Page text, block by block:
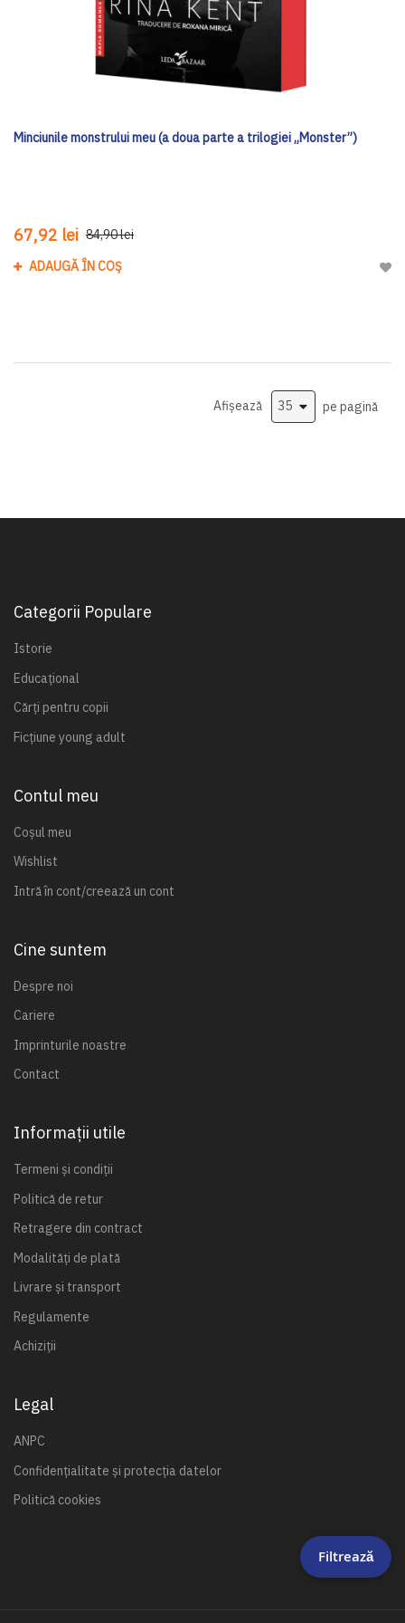
Minciunile monstrului meu (a doua parte a trilogiei „Monster”)
67,92 lei 84,90 lei
ADAUGĂ ÎN COȘ
Afișează pe pagină
Categorii Populare
Istorie
Educațional
Cărți pentru copii
Ficțiune young adult
Contul meu
Coșul meu
Wishlist
Intră în cont/creează un cont
Cine suntem
Despre noi
Cariere
Imprinturile noastre
Contact
Informații utile
Termeni și condiții
Politică de retur
Retragere din contract
Modalități de plată
Livrare și transport
Regulamente
Achiziții
Legal
ANPC
Confidențialitate și protecția datelor
Politică cookies
Filtrează